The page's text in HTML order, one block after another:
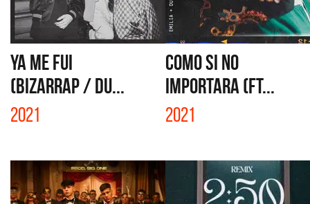
YA ME FUI
(BIZARRAP / DU...
2021
COMO SI NO
IMPORTARA (FT...
2021